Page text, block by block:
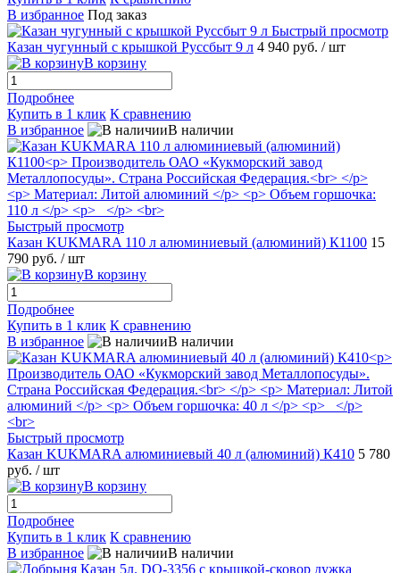
В избранное Под заказ
Быстрый просмотр
Казан чугунный с крышкой Руссбыт 9 л 4 940 руб. / шт
В корзину
Подробнее
Купить в 1 клик К сравнению
В избранное
В наличии
Быстрый просмотр
Казан KUKMARA 110 л алюминиевый (алюминий) К1100 15
790 руб. / шт
В корзину
Подробнее
Купить в 1 клик К сравнению
В избранное
В наличии
Быстрый просмотр
Казан KUKMARA алюминиевый 40 л (алюминий) К410 5 780
руб. / шт
В корзину
Подробнее
Купить в 1 клик К сравнению
В избранное
В наличии